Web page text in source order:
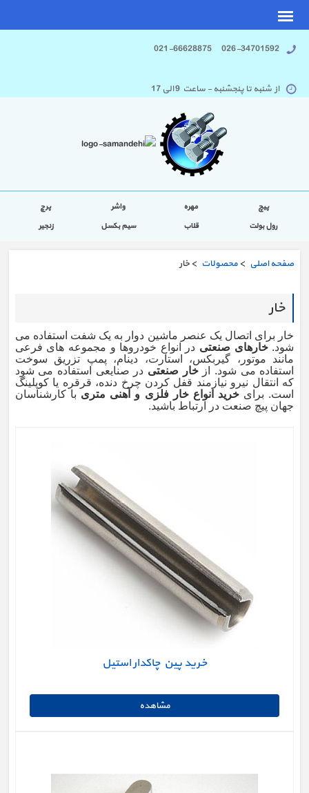
026-34701592 021-66628875
از شنبه تا پنجشنبه - ساعت 9 الی 17
پیچ مهره واشر
پرچ
رول بولت
قلاب سیم بکسل زنجیر
صفحه اصلی > محصولات > خار
خار
خار برای اتصال یک عنصر ماشین دوار به یک شفت استفاده می
شود.خارهای صنعتی در انواع خودروها و مجموعه های فرعی
مانند موتور، گیربکس، استارت، دینام، پمپ تزریق سوخت
استفاده می شود. ازخار صنعتی در صنایعی استفاده می شود
که انتقال نیرو نیازمند قفل کردن چرخ دنده، قرقره یا کوپلینگ
است. برایخرید انواع خار فلزی و آهنی متری با کارشناسان
جهان پیچ صنعت در ارتباط باشید.
خرید پین چاکدار استیل